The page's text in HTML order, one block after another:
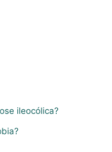
ileocólica?